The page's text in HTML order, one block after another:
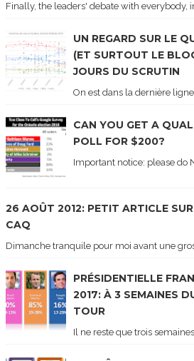
Finally, the leaders' debate with everybody,
UN REGARD SUR LE
(ET SURTOUT LE
JOURS DU SCRUTIN
On est dans la dernière
CAN YOU GET A
POLL FOR $200?
Important notice: please do
26 AOÛT 2012: PETIT ARTICLE
CAQ
Dimanche tranquile pour moi avant une
PRÉSIDENTIELLE
2017: À 3 SEMAINES
TOUR
Il ne reste que trois